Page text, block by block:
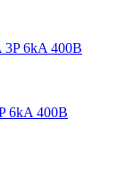
6kA 400В